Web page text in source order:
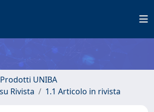
UNIBA
Rivista
1.1 Articolo in rivista